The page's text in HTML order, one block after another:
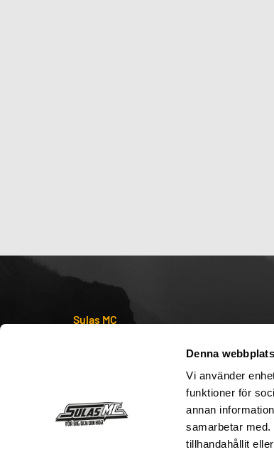
Denna
Vi använder
funktioner för
annan
samarbetar
tillhandahållit
Sulas MC
Kontakta oss